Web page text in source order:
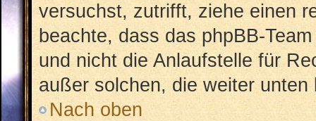
versuchst, zutrifft, ziehe einen
beachte, dass das phpBB-
und nicht die Anlaufstelle für
außer solchen, die weiter unten
Nach oben